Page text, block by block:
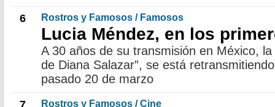
6 Rostros y Famosos / Famosos
Lucia Méndez, en los
A 30 años de su transmisión en México,
de Diana Salazar”, se está
pasado 20 de marzo
7 Rostros y Famosos / Cine